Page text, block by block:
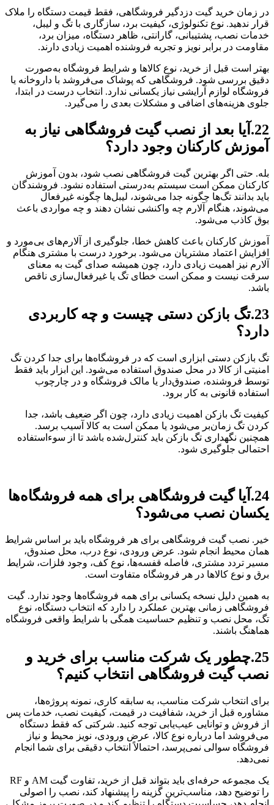
در زمان خرید گیت دزدگیر فروشگاهی، فقط قیمت دستگاه را ملاک
قرار ندهید. نوع تکنولوژی، کیفیت برد، سازگاری با تگ و لیبل،
خدمات نصب، پشتیبانی، گارانتی، ظاهر دستگاه، میزان برد،
مقاومت در برابر نویز و تجربه فروشنده اهمیت زیادی دارند.
بهتر است قبل از خرید، نوع کالاها و شرایط فروشگاه به‌صورت
دقیق بررسی شود. فروشگاهی که پوشاک می‌فروشد با داروخانه یا
فروشگاه لوازم آرایشی نیاز یکسانی ندارد. انتخاب درست در ابتدا،
جلوی هزینه‌های اضافی و مشکلات بعدی را می‌گیرد.
22.آیا بعد از نصب گیت فروشگاهی نیاز به
آموزش کارکنان وجود دارد؟
بله. حتی اگر بهترین گیت فروشگاهی نصب شود، بدون آموزش
کارکنان ممکن است سیستم به‌درستی استفاده نشود. فروشندگان
باید بدانند تگ‌ها چگونه جدا می‌شوند، لیبل‌ها چگونه غیرفعال
می‌شوند، هنگام آلارم چه واکنشی نشان دهند و چه مواردی باعث
بوق کاذب می‌شود.
آموزش کارکنان باعث کاهش خطا، جلوگیری از آلارم‌های بی‌مورد و
افزایش اعتماد مشتریان می‌شود. برخورد درست با مشتری هنگام
آلارم نیز اهمیت زیادی دارد، چون همیشه صدای گیت به معنای
سرقت نیست و ممکن است خطای تگ یا غیرفعال‌سازی ناقص
باشد.
23.تگ بازکن دستی چیست و چه کاربردی
دارد؟
تگ بازکن دستی ابزاری است که در فروشگاه‌ها برای جدا کردن تگ
امنیتی از کالا در محل صندوق استفاده می‌شود. این ابزار باید فقط
توسط فروشنده، صندوق‌دار یا مالک فروشگاه و در چارچوب
استفاده قانونی به کار برود.
کیفیت تگ بازکن اهمیت زیادی دارد، چون اگر ضعیف باشد، جدا
کردن تگ زمان‌بر می‌شود یا ممکن است به کالا آسیب برسد.
همچنین نگهداری تگ بازکن باید کنترل‌شده باشد تا از سوءاستفاده
احتمالی جلوگیری شود.
24.آیا گیت فروشگاهی برای همه فروشگاه‌ها
یکسان نصب می‌شود؟
خیر. نصب گیت فروشگاهی برای هر فروشگاه باید بر اساس شرایط
همان محیط انجام شود. عرض ورودی، نوع درب، محل صندوق،
مسیر تردد مشتری، فاصله قفسه‌ها، نوع کف، وجود فلزات، شرایط
برق و نوع کالاها در هر فروشگاه متفاوت است.
به همین دلیل نسخه یکسانی برای همه فروشگاه‌ها وجود ندارد. گیت
فروشگاهی زمانی بهترین عملکرد را دارد که انتخاب دستگاه، نوع
تگ، محل نصب و تنظیم حساسیت همگی با شرایط واقعی فروشگاه
هماهنگ باشند.
25.چطور یک شرکت مناسب برای خرید و
نصب گیت فروشگاهی انتخاب کنیم؟
برای انتخاب شرکت مناسب، به سابقه کاری، نمونه پروژه‌ها،
مشاوره قبل از خرید، شفافیت در قیمت، کیفیت نصب، خدمات پس
از فروش و توانایی عیب‌یابی توجه کنید. شرکتی که فقط دستگاه
می‌فروشد اما درباره نوع کالا، عرض ورودی، نویز محیط و نیاز
فروشگاه سوالی نمی‌پرسد، احتمالاً انتخاب دقیقی برای شما انجام
نمی‌دهد.
یک مجموعه حرفه‌ای باید بتواند قبل از خرید، تفاوت گیت AM و RF
را توضیح دهد، مناسب‌ترین گزینه را پیشنهاد کند، نصب را اصولی